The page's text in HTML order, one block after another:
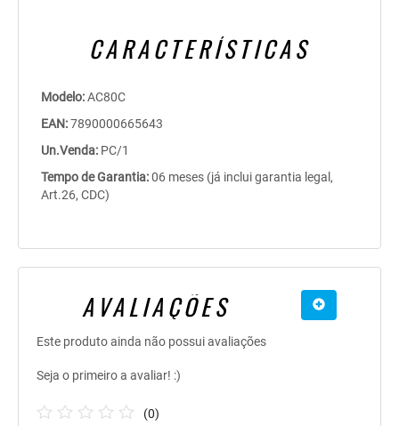
CARACTERÍSTICAS
Modelo:AC80C
EAN:7890000665643
Un.Venda: PC/1
Tempo de Garantia:06 meses (já inclui garantia legal,
Art.26, CDC)
AVALIAÇÕES
Este produto ainda não possui avaliações
Seja o primeiro a avaliar! :)
(0)